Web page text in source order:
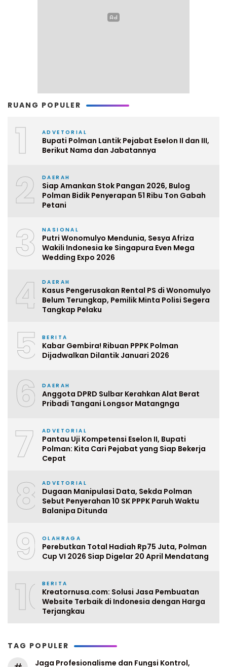
RUANG POPULER
1 ADVETORIAL
Bupati Polman Lantik Pejabat Eselon II dan III,
Berikut Nama dan Jabatannya
2 DAERAH
Siap Amankan Stok Pangan 2026, Bulog
Polman Bidik Penyerapan 51 Ribu Ton Gabah
Petani
3 NASIONAL
Putri Wonomulyo Mendunia, Sesya Afriza
Wakili Indonesia ke Singapura Even Mega
Wedding Expo 2026
4 DAERAH
Kasus Pengerusakan Rental PS di Wonomulyo
Belum Terungkap, Pemilik Minta Polisi Segera
Tangkap Pelaku
5 BERITA
Kabar Gembira! Ribuan PPPK Polman
Dijadwalkan Dilantik Januari 2026
6 DAERAH
Anggota DPRD Sulbar Kerahkan Alat Berat
Pribadi Tangani Longsor Matangnga
7 ADVETORIAL
Pantau Uji Kompetensi Eselon II, Bupati
Polman: Kita Cari Pejabat yang Siap Bekerja
Cepat
8 ADVETORIAL
Dugaan Manipulasi Data, Sekda Polman
Sebut Penyerahan 10 SK PPPK Paruh Waktu
Balanipa Ditunda
9 OLAHRAGA
Perebutkan Total Hadiah Rp75 Juta, Polman
Cup VI 2026 Siap Digelar 20 April Mendatang
10BERITA
Kreatornusa.com: Solusi Jasa Pembuatan
Website Terbaik di Indonesia dengan Harga
Terjangkau
TAG POPULER
Jaga Profesionalisme dan Fungsi Kontrol,